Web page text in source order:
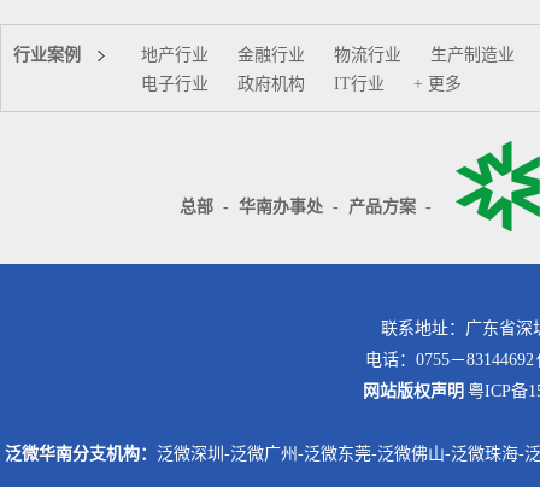
行业案例 地产行业 金融行业 物流行业
生产制造业
电子行业
政府机构 IT行业 + 更多
总部 - 华南办事处 - 产品方案 -
联系地址：广东省深
电话：0755－
网站版权声明 粤ICP备
泛微华南分支机构： 泛微深圳 -泛微广州 -泛微东莞-泛微佛山-泛微珠海-